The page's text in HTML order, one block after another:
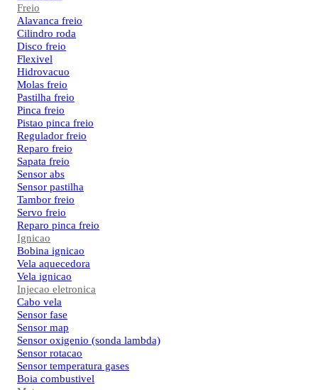
Freio
Alavanca freio
Cilindro roda
Disco freio
Flexivel
Hidrovacuo
Molas freio
Pastilha freio
Pinca freio
Pistao pinca freio
Regulador freio
Reparo freio
Sapata freio
Sensor abs
Sensor pastilha
Tambor freio
Servo freio
Reparo pinca freio
Ignicao
Bobina ignicao
Vela aquecedora
Vela ignicao
Injecao eletronica
Cabo vela
Sensor fase
Sensor map
Sensor oxigenio (sonda lambda)
Sensor rotacao
Sensor temperatura gases
Boia combustivel